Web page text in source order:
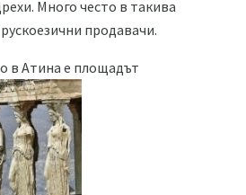
Много често в такива
продавачи.
в Атина е площадът